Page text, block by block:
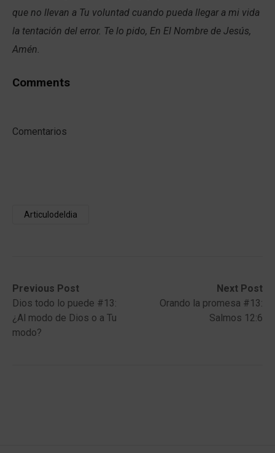
que no llevan a Tu voluntad cuando pueda llegar a mi vida
la tentación del error. Te lo pido, En El Nombre de Jesús,
Amén.
Comments
Comentarios
Articulodeldia
Post
navigation
Previous Post
Previous
post:Dios todo lo puede #13:
¿Al modo de Dios o a Tu
modo?
Next Post
Next
post:
Orando la promesa #13:
Salmos 12:6